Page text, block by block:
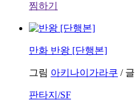
찜하기
만화 반왕 [단행본]
그림 아키나이가라쿠 / 글
판타지/SF